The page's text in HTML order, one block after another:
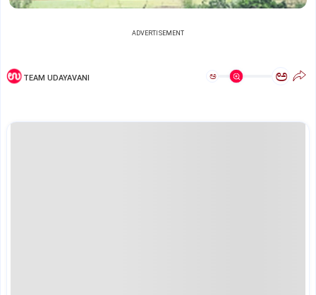
ADVERTISEMENT
TEAM UDAYAVANI ಅ ಅ